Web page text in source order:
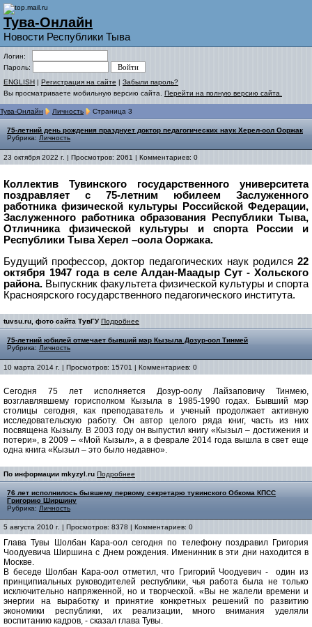
Тува-Онлайн
Новости Республики Тыва
Логин:
Пароль:
ENGLISH | Регистрация на сайте | Забыли пароль?
Вы просматриваете мобильную версию сайта. Перейти на полную версию сайта.
Тува-Онлайн Личность Страница 3
75-летний день рождения празднует доктор педагогических наук Херел-оол Ооржак
Рубрика: Личность
23 октября 2022 г. | Просмотров: 2061 | Комментариев: 0
Коллектив Тувинского государственного университета
поздравляет с 75-летним юбилеем Заслуженного
работника физической культуры Российской Федерации,
Заслуженного работника образования Республики Тыва,
Отличника физической культуры и спорта России и
Республики Тыва Херел –оола Ооржака.
Будущий профессор, доктор педагогических наук родился 22
октября 1947 года в селе Алдан-Маадыр Сут - Хольского
района. Выпускник факультета физической культуры и спорта
Красноярского государственного педагогического института.
tuvsu.ru, фото сайта ТувГУ Подробнее
75-летний юбилей отмечает бывший мэр Кызыла Дозур-оол Тинмей
Рубрика: Личность
10 марта 2014 г. | Просмотров: 15701 | Комментариев: 0
Сегодня 75 лет исполняется Дозур-оолу Лайзаповичу Тинмею,
возглавлявшему горисполком Кызыла в 1985-1990 годах. Бывший мэр
столицы сегодня, как преподаватель и ученый продолжает активную
исследовательскую работу. Он автор целого ряда книг, часть из них
посвящена Кызылу. В 2003 году он выпустил книгу «Кызыл – достижения и
потери», в 2009 – «Мой Кызыл», а в феврале 2014 года вышла в свет еще
одна книга «Кызыл – это было недавно».
По информации mkyzyl.ru Подробнее
76 лет исполнилось бывшему первому секретарю тувинского Обкома КПСС
Григорию Ширшину
Рубрика: Личность
5 августа 2010 г. | Просмотров: 8378 | Комментариев: 0
Глава Тувы Шолбан Кара-оол сегодня по телефону поздравил Григория
Чоодуевича Ширшина с Днем рождения. Именинник в эти дни находится в
Москве.
В беседе Шолбан Кара-оол отметил, что Григорий Чоодуевич - один из
принципиальных руководителей республики, чья работа была не только
исключительно напряженной, но и творческой. «Вы не жалели времени и
энергии на выработку и принятие конкретных решений по развитию
экономики республики, их реализации, много внимания уделяли
воспитанию кадров, - сказал глава Тувы.